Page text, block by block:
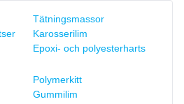
Tätningsmassor
Karosserilim
Epoxi- och polyesterharts
Polymerkitt
Gummilim